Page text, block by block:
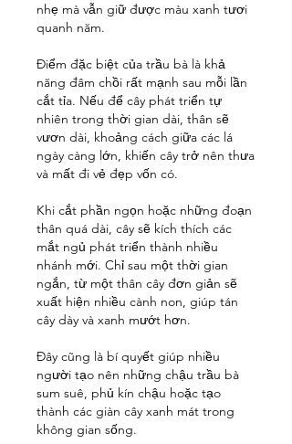
nhẹ mà vẫn giữ được màu xanh tươi
quanh năm.
Điểm đặc biệt của trầu bà là khả
năng đâm chồi rất mạnh sau mỗi lần
cắt tỉa. Nếu để cây phát triển tự
nhiên trong thời gian dài, thân sẽ
vươn dài, khoảng cách giữa các lá
ngày càng lớn, khiến cây trở nên thưa
và mất đi vẻ đẹp vốn có.
Khi cắt phần ngọn hoặc những đoạn
thân quá dài, cây sẽ kích thích các
mắt ngủ phát triển thành nhiều
nhánh mới. Chỉ sau một thời gian
ngắn, từ một thân cây đơn giản sẽ
xuất hiện nhiều cành non, giúp tán
cây dày và xanh mướt hơn.
Đây cũng là bí quyết giúp nhiều
người tạo nên những chậu trầu bà
sum suê, phủ kín chậu hoặc tạo
thành các giàn cây xanh mát trong
không gian sống.